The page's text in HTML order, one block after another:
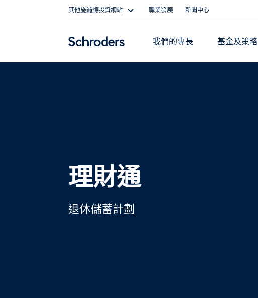
其他施羅德投資網站 職業發展 新聞中心
我們的專長 基金及策略
理財通
退休儲蓄計劃